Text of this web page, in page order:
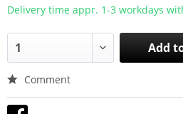
Delivery time appr. 1-3 workdays
Add
Comment